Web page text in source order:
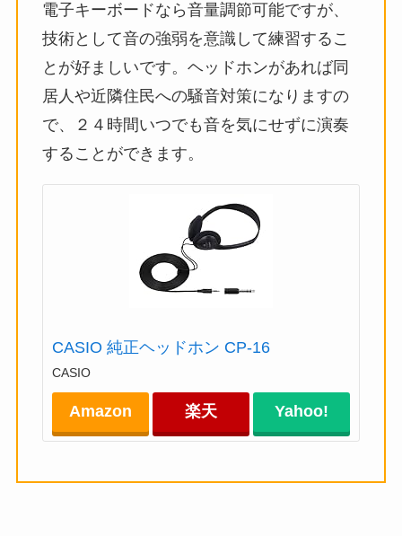
電子キーボードなら音量調節可能ですが、
技術として音の強弱を意識して練習するこ
とが好ましいです。ヘッドホンがあれば同
居人や近隣住民への騒音対策になりますの
で、２４時間いつでも音を気にせずに演奏
することができます。
CASIO 純正ヘッドホン CP-16
CASIO
Amazon 楽天 Yahoo!